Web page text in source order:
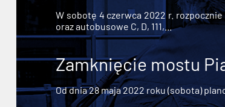
W sobotę 4 czerwca 2022 r.
oraz autobusowe C, D, 111,...
Zamknięcie mostu
Od dnia 28 maja 2022 roku (sobota)